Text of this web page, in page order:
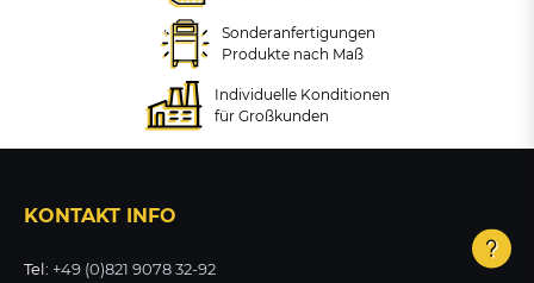
ZUM PRODUKT
ZUM PRODUKT
ab 91,32 €
ZUM PRODUKT
Absperrbügel aus Edelstahl,
ab 192,19 €
ZUM PRODUKT
Sonderanfertigungen
Produkte nach Maß
Individuelle Konditionen
für Großkunden
KONTAKT INFO
Tel: +49 (0)821 9078 32-92